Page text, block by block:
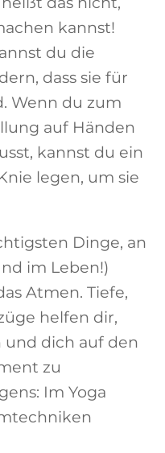
kannst!
du die
dass sie für
Wenn du zum
auf Händen
kannst du ein
legen, um sie
Dinge, an
im Leben!)
Atmen. Tiefe,
helfen dir,
und dich auf den
zu
Im Yoga